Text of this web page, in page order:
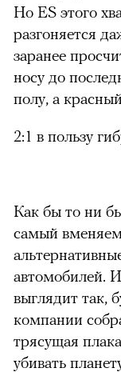
Но ES этого
разгоняется
заранее
носу до
полу, а
2:1 в пользу
Как бы то ни
самый
автомобилей.
выглядит так,
компании
трясущая
убивать